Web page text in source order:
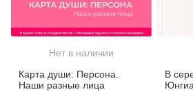
Нет в наличии
Карта души: Персона.
Наши разные лица
В